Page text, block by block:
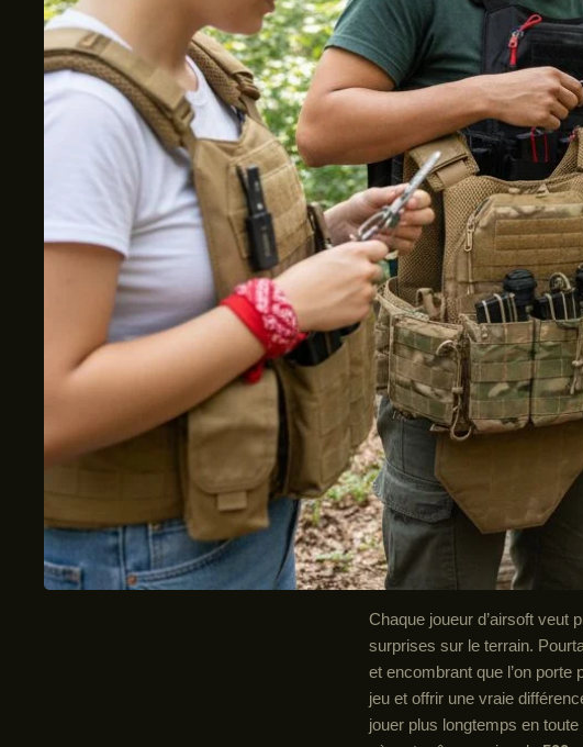
Chaque joueur d’airsoft veut
surprises sur le terrain.
et encombrant que l’on porte
jeu et offrir une vraie
jouer plus longtemps en